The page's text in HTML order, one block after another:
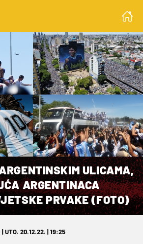
ULICAMA,
ARGENTINACA
PRVAKE (FOTO)
UTO. 20.12.22. | 19:25